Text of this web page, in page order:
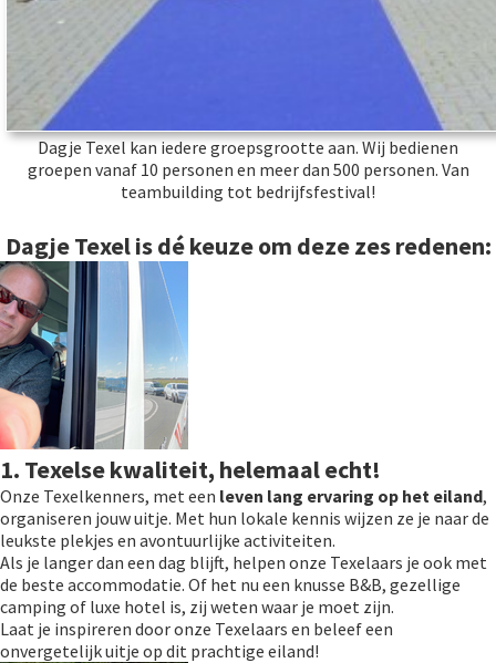
Dagje Texel kan iedere groepsgrootte aan. Wij bedienen
groepen vanaf 10 personen en meer dan 500 personen. Van
teambuilding tot bedrijfsfestival!
Dagje Texel is dé keuze om deze zes redenen:
1. Texelse kwaliteit, helemaal echt!
Onze Texelkenners, met een leven lang ervaring op het eiland,
organiseren jouw uitje. Met hun lokale kennis wijzen ze je naar de
leukste plekjes en avontuurlijke activiteiten.
Als je langer dan een dag blijft, helpen onze Texelaars je ook met
de beste accommodatie. Of het nu een knusse B&B, gezellige
camping of luxe hotel is, zij weten waar je moet zijn.
Laat je inspireren door onze Texelaars en beleef een
onvergetelijk uitje op dit prachtige eiland!